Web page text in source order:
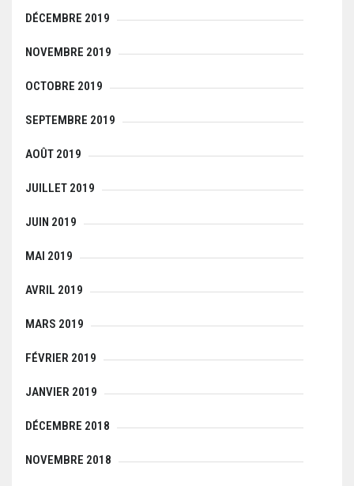
DÉCEMBRE 2019
NOVEMBRE 2019
OCTOBRE 2019
SEPTEMBRE 2019
AOÛT 2019
JUILLET 2019
JUIN 2019
MAI 2019
AVRIL 2019
MARS 2019
FÉVRIER 2019
JANVIER 2019
DÉCEMBRE 2018
NOVEMBRE 2018